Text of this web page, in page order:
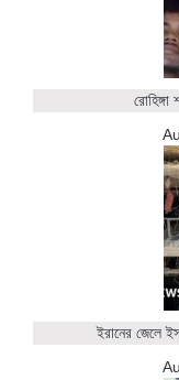
রোহিঙ্গা
ইরানের জেলে